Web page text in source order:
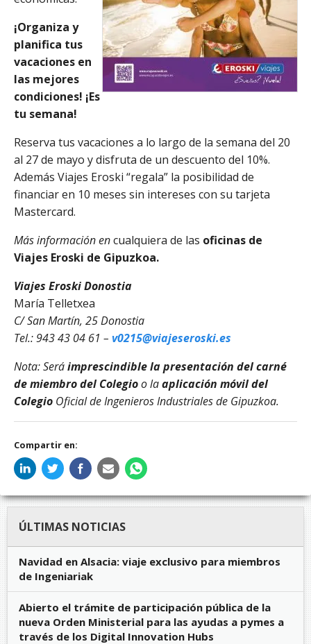
¡Organiza y
planifica tus
vacaciones en
las mejores
condiciones! ¡Es
tu semana!
Reserva tus vacaciones a lo largo de la semana del 20
al 27 de mayo y disfruta de un descuento del 10%.
Además Viajes Eroski “regala” la posibilidad de
financiar en 10 meses sin intereses con su tarjeta
Mastercard.
Más información encualquiera de las oficinas de
Viajes Eroski de Gipuzkoa.
Viajes Eroski Donostia
María Telletxea
C/ San Martín, 25 Donostia
Tel.: 943 43 04 61 – v0215@viajeseroski.es
Nota: Seráimprescindible la presentación del carné
de miembro del Colegioo laaplicación móvil del
Colegio Oficial de Ingenieros Industriales de Gipuzkoa.
Compartir en:
ÚLTIMAS NOTICIAS
Navidad en Alsacia: viaje exclusivo para miembros
de Ingeniariak
Abierto el trámite de participación pública de la
nueva Orden Ministerial para las ayudas a pymes a
través de los Digital Innovation Hubs